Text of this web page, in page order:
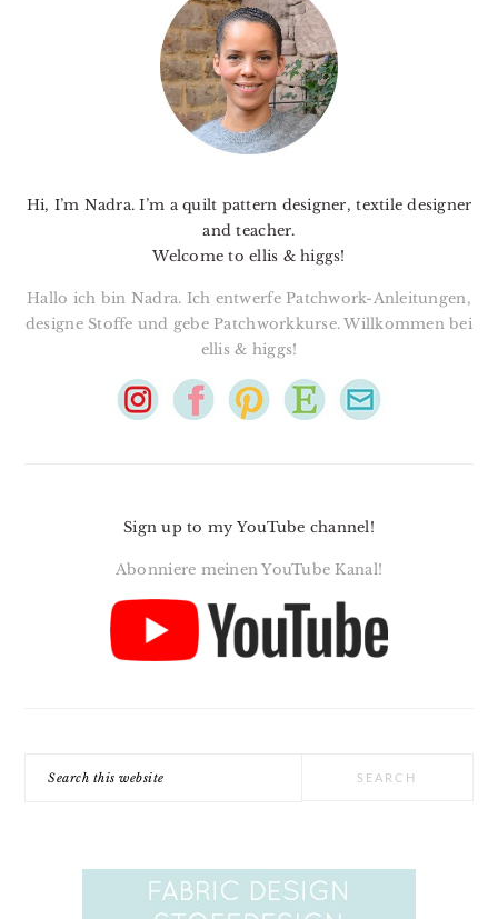
Hi, I’m Nadra. I’m a quilt pattern designer, textile designer
and teacher.
Welcome to ellis & higgs!
Hallo ich bin Nadra. Ich entwerfe Patchwork-Anleitungen,
designe Stoffe und gebe Patchworkkurse. Willkommen bei
ellis & higgs!
Sign up to my YouTube channel!
Abonniere meinen YouTube Kanal!